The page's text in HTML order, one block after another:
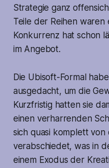
Strategie ganz
Teile der Reihen
Konkurrenz hat schon
im Angebot.
Die Ubisoft-Formal
ausgedacht, um die
Kurzfristig hatten sie
einen verharrenden
sich quasi komplett von
verabschiedet, was in
einem Exodus der